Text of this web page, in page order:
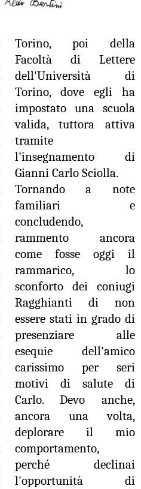
Torino, poi della
Facoltà di Lettere
dell'Università di
Torino, dove egli ha
impostato una scuola
valida, tuttora attiva
tramite
l'insegnamento di
Gianni Carlo Sciolla.
Tornando a note
familiari e
concludendo,
rammento ancora
come fosse oggi il
rammarico, lo
sconforto dei coniugi
Ragghianti di non
essere stati in grado di
presenziare alle
esequie dell'amico
carissimo per seri
motivi di salute di
Carlo. Devo anche,
ancora una volta,
deplorare il mio
comportamento,
perché declinai
l'opportunità di